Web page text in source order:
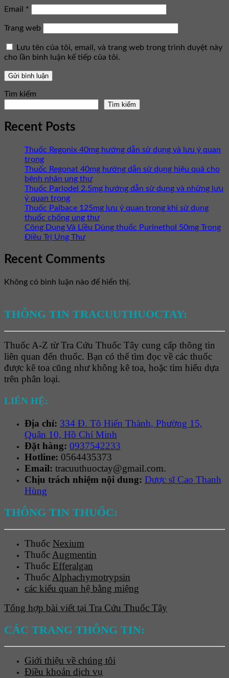
Email *
Trang web
Lưu tên của tôi, email, và trang web trong trình duyệt này
cho lần bình luận kế tiếp của tôi.
Tìm kiếm
Tìm kiếm
Recent Posts
Thuốc Regonix 40mg hướng dẫn sử dụng và lưu ý quan
trọng
Thuốc Regonat 40mg hướng dẫn sử dụng hiệu quả cho
bệnh nhân ung thư
Thuốc Parlodel 2.5mg hướng dẫn sử dụng và những lưu
ý quan trọng
Thuốc Palbace 125mg lưu ý quan trọng khi sử dụng
thuốc chống ung thư
Công Dụng Và Liều Dùng thuốc Purinethol 50mg Trong
Điều Trị Ung Thư
Recent Comments
Không có bình luận nào để hiển thị.
THÔNG TIN TRACUUTHUOCTAY:
Thuốc A-Z từ Tra Cứu Thuốc Tây cung cấp thông tin
liên quan đến thuốc. Bạn có thể tìm đọc về các thuốc
được kê toa cũng như không kê toa, hoặc tìm hiểu dựa
trên phân loại.
LIÊN HỆ:
Địa chỉ: 334 Đ. Tô Hiến Thành, Phường 15,
Quận 10, Hồ Chí Minh
Đặt hàng: 0937542233
Hotline: 0564435373
Email: tracuuthuoctay@gmail.com.
Chịu trách nhiệm nội dung: Dược sĩ Cao Thanh
Hùng
THÔNG TIN THUỐC:
Thuốc Nexium
Thuốc Augmentin
Thuốc Efferalgan
Thuốc Alphachymotrypsin
các kiểu quan hệ bằng miệng
Tổng hợp bài viết tại Tra Cứu Thuốc Tây
CÁC TRANG THÔNG TIN:
Giới thiệu về chúng tôi
Điều khoản dịch vụ